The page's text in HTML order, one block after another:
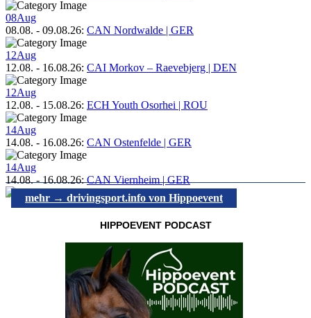
08Aug
08.08. - 09.08.26: CAN Nordwalde | GER
12Aug
12.08. - 16.08.26: CAI Morkov – Raevebjerg | DEN
12Aug
12.08. - 15.08.26: ECH Youth Osorhei | ROU
14Aug
14.08. - 16.08.26: CAN Ostenfelde | GER
14Aug
14.08.-16.08.26:CAN Viernheim | GER
mehr → drivingsport.info von Hippoevent
HIPPOEVENT PODCAST